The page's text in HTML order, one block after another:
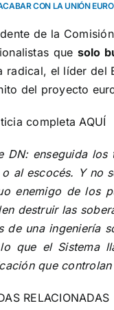
CON LA UNIÓN
de la
que solo
radical, el líder del
del proyecto
completaAQUÍ
DN: enseguida
o al escocés. Y no
enemigo de los
destruir las
de una ingeniería
que el Sistema
que
RELACIONADAS